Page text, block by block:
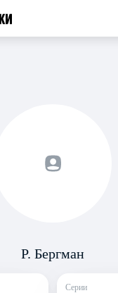
Р. Бергман
Серии